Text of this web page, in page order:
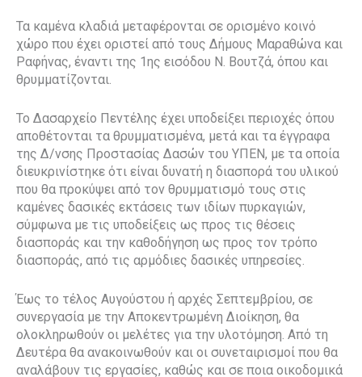
Τα καμένα κλαδιά μεταφέρονται σε ορισμένο κοινό
χώρο που έχει οριστεί από τους Δήμους Μαραθώνα και
Ραφήνας, έναντι της 1ης εισόδου Ν. Βουτζά, όπου και
θρυμματίζονται.
Το Δασαρχείο Πεντέλης έχει υποδείξει περιοχές όπου
αποθέτονται τα θρυμματισμένα, μετά και τα έγγραφα
της Δ/νσης Προστασίας Δασών του ΥΠΕΝ, με τα οποία
διευκρινίστηκε ότι είναι δυνατή η διασπορά του υλικού
που θα προκύψει από τον θρυμματισμό τους στις
καμένες δασικές εκτάσεις των ιδίων πυρκαγιών,
σύμφωνα με τις υποδείξεις ως προς τις θέσεις
διασποράς και την καθοδήγηση ως προς τον τρόπο
διασποράς, από τις αρμόδιες δασικές υπηρεσίες.
Έως το τέλος Αυγούστου ή αρχές Σεπτεμβρίου, σε
συνεργασία με την Αποκεντρωμένη Διοίκηση, θα
ολοκληρωθούν οι μελέτες για την υλοτόμηση. Από τη
Δευτέρα θα ανακοινωθούν και οι συνεταιρισμοί που θα
αναλάβουν τις εργασίες, καθώς και σε ποια οικοδομικά